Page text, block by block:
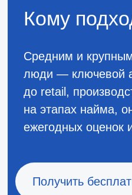
+7
Я согласен с политикой
обработки